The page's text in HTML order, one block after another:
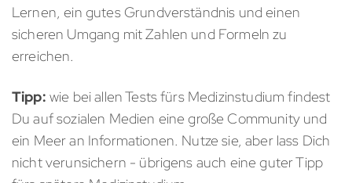
Lernen, ein gutes Grundverständnis und einen
sicheren Umgang mit Zahlen und Formeln zu
erreichen.
Tipp: wie bei allen Tests fürs Medizinstudium findest
Du auf sozialen Medien eine große Community und
ein Meer an Informationen. Nutze sie, aber lass Dich
nicht verunsichern - übrigens auch eine guter Tipp